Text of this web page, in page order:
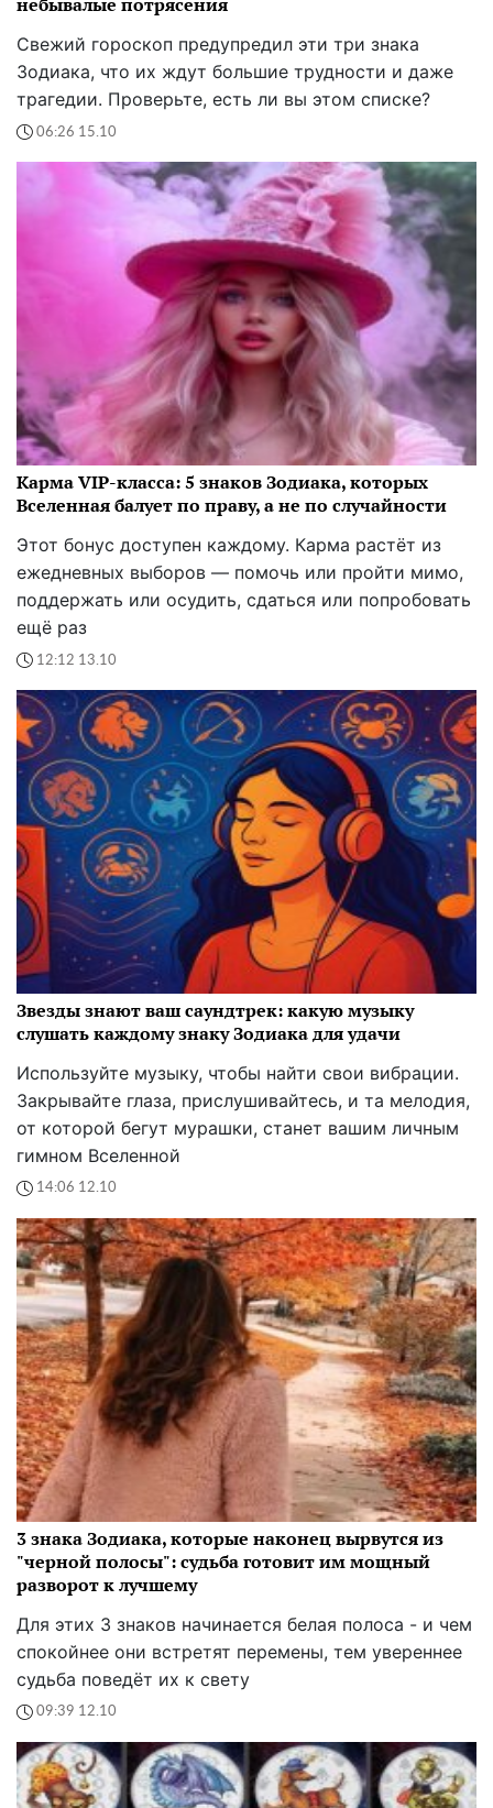
Свежий гороскоп предупредил эти три знака
Зодиака, что их ждут большие трудности и даже
трагедии. Проверьте, есть ли вы этом списке?
06:26 15.10
Карма VIP-класса: 5 знаков Зодиака, которых
Вселенная балует по праву, а не по случайности
Этот бонус доступен каждому. Карма растёт из
ежедневных выборов — помочь или пройти мимо,
поддержать или осудить, сдаться или попробовать
ещё раз
12:12 13.10
Звезды знают ваш саундтрек: какую музыку
слушать каждому знаку Зодиака для удачи
Используйте музыку, чтобы найти свои вибрации.
Закрывайте глаза, прислушивайтесь, и та мелодия,
от которой бегут мурашки, станет вашим личным
гимном Вселенной
14:06 12.10
3 знака Зодиака, которые наконец вырвутся из
"черной полосы": судьба готовит им мощный
разворот к лучшему
Для этих 3 знаков начинается белая полоса - и чем
спокойнее они встретят перемены, тем увереннее
судьба поведёт их к свету
09:39 12.10